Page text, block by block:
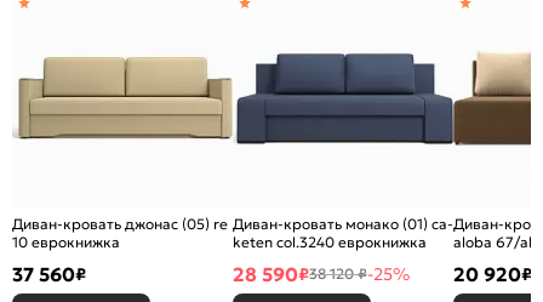
Диван-кровать джонас (05) re
10 еврокнижка
37 560₽
Диван-кровать монако (01) ca-
keten col.3240 еврокнижка
28 590₽38 120 ₽-25%
Диван-
aloba 67/
20 920₽